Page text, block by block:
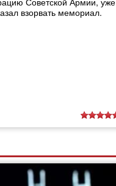
взорвать мемориал.